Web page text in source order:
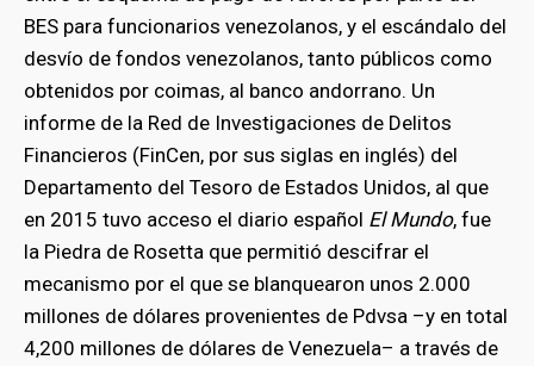
BES para funcionarios venezolanos, y el escándalo del
desvío de fondos venezolanos, tanto públicos como
obtenidos por coimas, al banco andorrano. Un
informe de la Red de Investigaciones de Delitos
Financieros (FinCen, por sus siglas en inglés) del
Departamento del Tesoro de Estados Unidos, al que
en 2015 tuvo acceso el diario español El Mundo, fue
la Piedra de Rosetta que permitió descifrar el
mecanismo por el que se blanquearon unos 2.000
millones de dólares provenientes de Pdvsa –y en total
4,200 millones de dólares de Venezuela– a través de